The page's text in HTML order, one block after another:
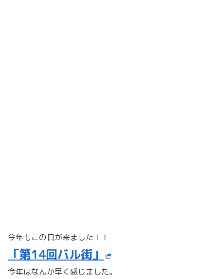
今年もこの日が来ました！！
「第14回バル街」
今年はなんか早く感じました。